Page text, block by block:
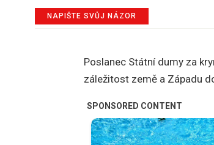
NAPIŠTE SVŮJ NÁZOR
Poslanec Státní dumy za
záležitost země a Západu